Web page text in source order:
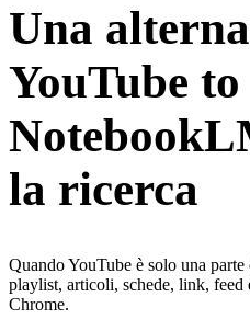
Una
YouTube to
la ricerca
Quando YouTube è solo una
playlist, articoli, schede, link, feed
Chrome.